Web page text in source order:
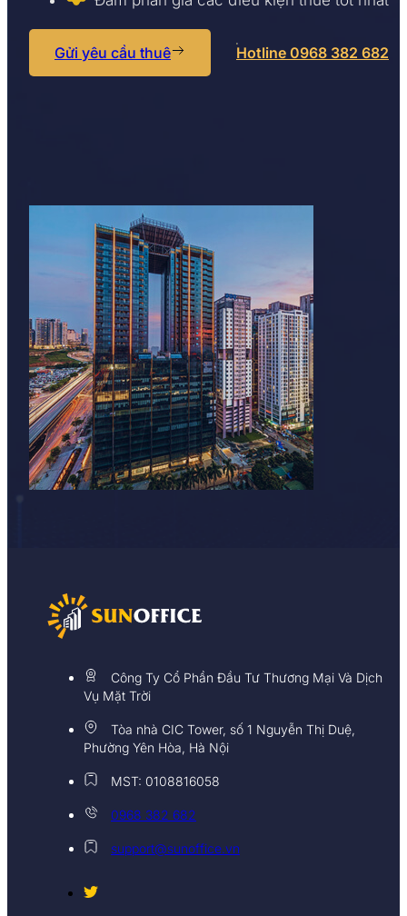
Gửi yêu cầu thuê Hotline 0968 382 682
Công Ty Cổ Phần Đầu Tư Thương Mại Và Dịch
Vụ Mặt Trời
Tòa nhà CIC Tower, số 1 Nguyễn Thị Duệ,
Phường Yên Hòa, Hà Nội
MST: 0108816058
0968 382 682
support@sunoffice.vn